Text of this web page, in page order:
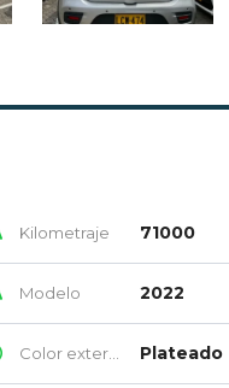
Kilometraje 71000
Modelo 2022
Color exterior Plateado